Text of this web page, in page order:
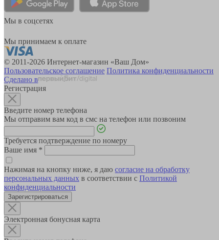
Мы в соцсетях
Мы принимаем к оплате
© 2011-2026 Интернет-магазин «Ваш Дом»
Пользовательское соглашение Политика конфиденциальности
Сделано в
Регистрация
Введите номер телефона
Мы отправим вам код в смс на телефон или позвоним
Требуется подтверждение по номеру
Ваше имя *
Нажимая на кнопку ниже, я даю согласие на обработку
персональных данных в соответствии с Политикой
конфиденциальности
Зарегистрироваться
Электронная бонусная карта